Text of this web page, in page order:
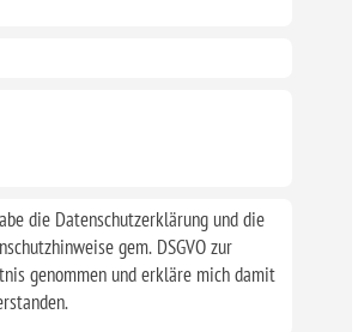
die Datenschutzerklärung und die
gem. DSGVO zur
genommen und erkläre mich damit